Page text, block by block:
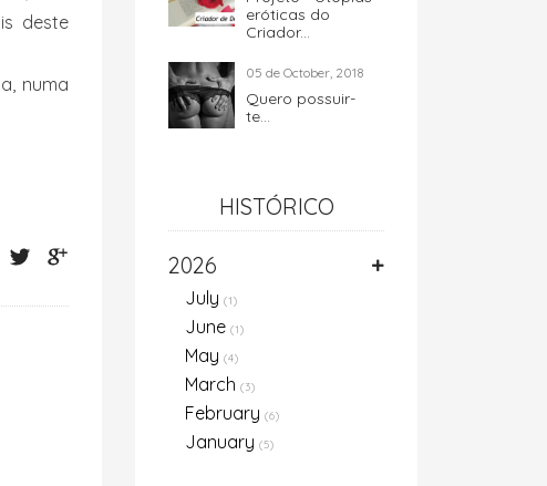
deste
numa
eróticas do
Criador...
05 de October, 2018
Quero possuir-
te...
HISTÓRICO
2026
July (1)
June (1)
May (4)
March (3)
February (6)
January (5)